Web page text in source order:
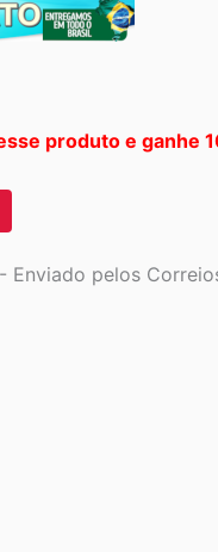
produto e ganhe
- Enviado pelos